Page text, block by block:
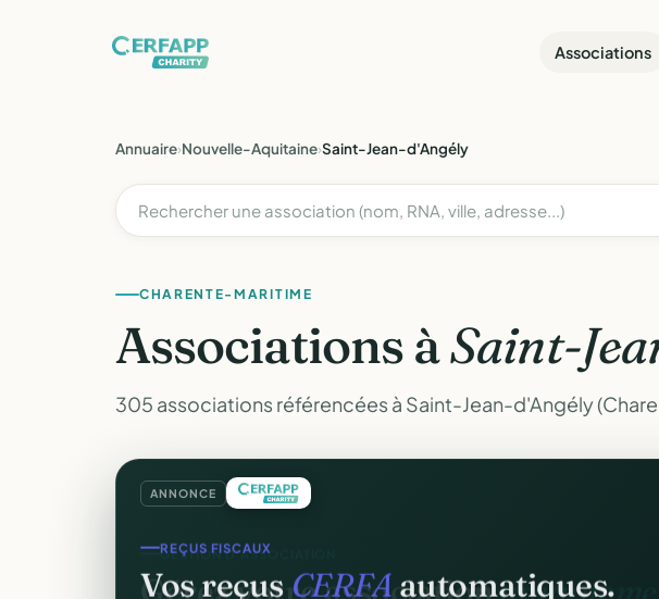
Associations
Annuaire›Nouvelle-Aquitaine›Saint-Jean-d'Angély
CHARENTE-MARITIME
Associations àSaint-
305 associations référencées à Saint-Jean-d'Angély
ANNONCE
REÇUS FISCAUX
Vos reçus CERFA automatiques.